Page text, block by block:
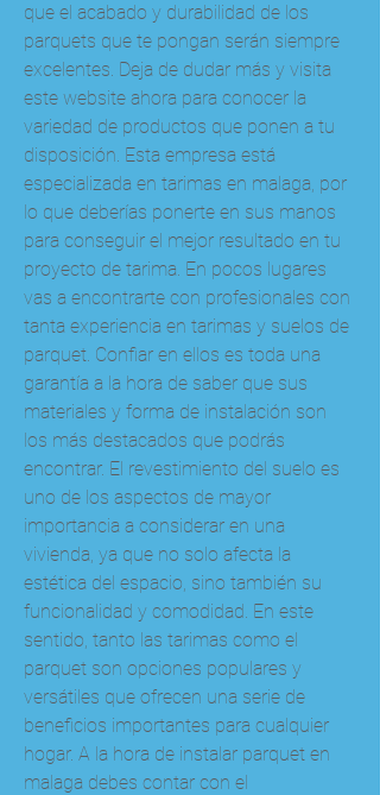
que el acabado y durabilidad de los
parquets que te pongan serán siempre
excelentes. Deja de dudar más y visita
este website ahora para conocer la
variedad de productos que ponen a tu
disposición. Esta empresa está
especializada en tarimas en malaga, por
lo que deberías ponerte en sus manos
para conseguir el mejor resultado en tu
proyecto de tarima. En pocos lugares
vas a encontrarte con profesionales con
tanta experiencia en tarimas y suelos de
parquet. Confiar en ellos es toda una
garantía a la hora de saber que sus
materiales y forma de instalación son
los más destacados que podrás
encontrar. El revestimiento del suelo es
uno de los aspectos de mayor
importancia a considerar en una
vivienda, ya que no solo afecta la
estética del espacio, sino también su
funcionalidad y comodidad. En este
sentido, tanto las tarimas como el
parquet son opciones populares y
versátiles que ofrecen una serie de
beneficios importantes para cualquier
hogar. A la hora de instalar parquet en
malaga debes contar con el